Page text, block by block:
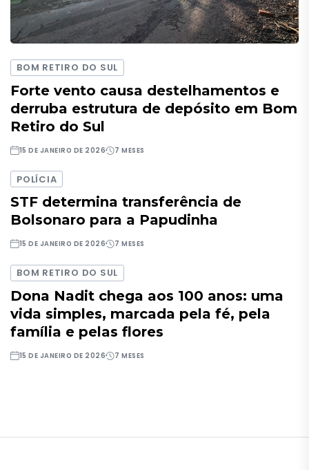
BOM RETIRO DO SUL
Forte vento causa destelhamentos e
derruba estrutura de depósito em Bom
Retiro do Sul
15 DE JANEIRO DE 2026 7 MESES
POLÍCIA
STF determina transferência de
Bolsonaro para a Papudinha
15 DE JANEIRO DE 2026 7 MESES
BOM RETIRO DO SUL
Dona Nadit chega aos 100 anos: uma
vida simples, marcada pela fé, pela
família e pelas flores
15 DE JANEIRO DE 2026 7 MESES